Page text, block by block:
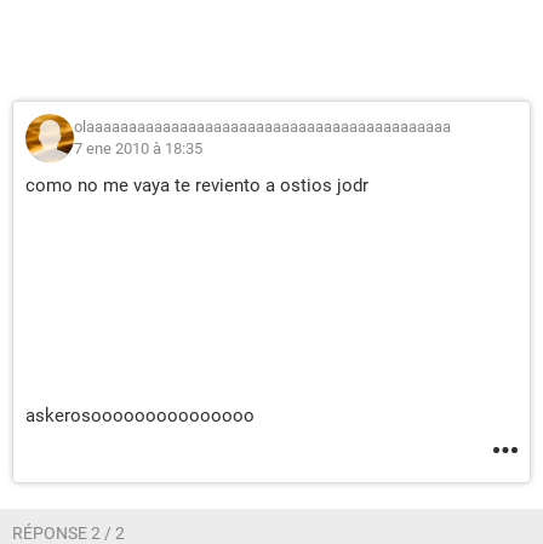
olaaaaaaaaaaaaaaaaaaaaaaaaaaaaaaaaaaaaaaaaaaa
7 ene 2010 à 18:35
como no me vaya te reviento a ostios jodr
askerosooooooooooooooo
RÉPONSE 2 / 2